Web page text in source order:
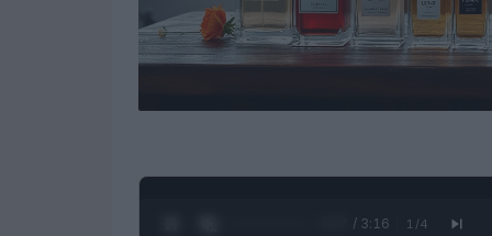
0:28 / 3:16 1 /4